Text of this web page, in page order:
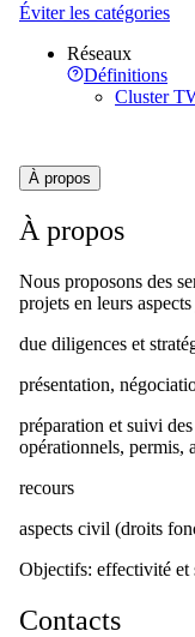
Éviter les catégories
Réseaux
Définitions
Cluster
À propos
À propos
Nous proposons des
projets en leurs
due diligences et
présentation,
préparation et suivi
opérationnels, permis,
recours
aspects civil (droits
Objectifs: effectivité et
Contacts